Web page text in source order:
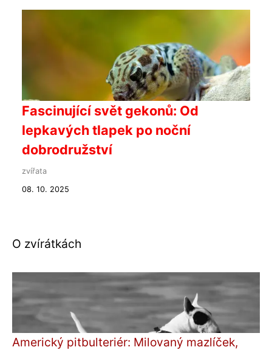
Fascinující svět gekonů: Od
lepkavých tlapek po noční
dobrodružství
zvířata
08. 10. 2025
O zvírátkách
Americký pitbulteriér: Milovaný mazlíček,